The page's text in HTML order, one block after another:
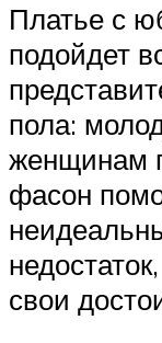
Платье с
подойдет
пола:
женщинам
фасон
свои